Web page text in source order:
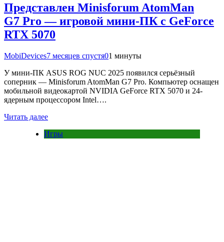
Представлен Minisforum AtomMan
G7 Pro — игровой мини-ПК с GeForce
RTX 5070
MobiDevices7 месяцев спустя01 минуты
У мини-ПК ASUS ROG NUC 2025 появился серьёзный
соперник — Minisforum AtomMan G7 Pro. Компьютер оснащен
мобильной видеокартой NVIDIA GeForce RTX 5070 и 24-
ядерным процессором Intel….
Читать далее
Игры